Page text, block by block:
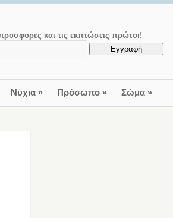
και τις εκπτώσεις πρώτοι!
Νύχια» Πρόσωπο» Σώμα»